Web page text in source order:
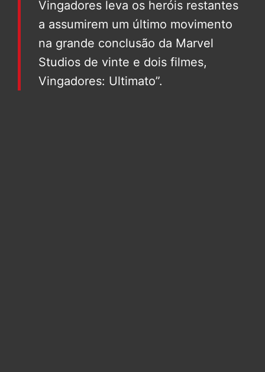
Vingadores leva os heróis restantes
a assumirem um último movimento
na grande conclusão da Marvel
Studios de vinte e dois filmes,
Vingadores: Ultimato”.